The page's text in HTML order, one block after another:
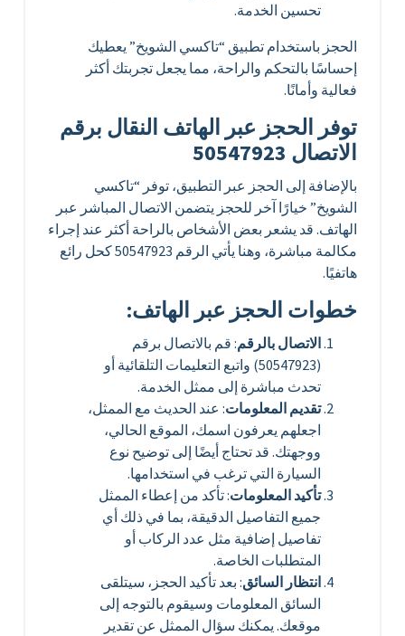
تحسين الخدمة.
الحجز باستخدام تطبيق “تاكسي الشويخ” يعطيك
إحساسًا بالتحكم والراحة، مما يجعل تجربتك أكثر
فعالية وأمانًا.
توفر الحجز عبر الهاتف النقال برقم
الاتصال 50547923
بالإضافة إلى الحجز عبر التطبيق، توفر “تاكسي
الشويخ” خيارًا آخر للحجز يتضمن الاتصال المباشر عبر
الهاتف. قد يشعر بعض الأشخاص بالراحة أكثر عند إجراء
مكالمة مباشرة، وهنا يأتي الرقم 50547923 كحل رائع
هاتفيًا.
خطوات الحجز عبر الهاتف:
الاتصال بالرقم: قم بالاتصال برقم
(50547923) واتبع التعليمات التلقائية أو
تحدث مباشرة إلى ممثل الخدمة.
تقديم المعلومات: عند الحديث مع الممثل،
اجعلهم يعرفون اسمك، الموقع الحالي،
ووجهتك. قد تحتاج أيضًا إلى توضيح نوع
السيارة التي ترغب في استخدامها.
تأكيد المعلومات: تأكد من إعطاء الممثل
جميع التفاصيل الدقيقة، بما في ذلك أي
تفاصيل إضافية مثل عدد الركاب أو
المتطلبات الخاصة.
انتظار السائق: بعد تأكيد الحجز، سيتلقى
السائق المعلومات وسيقوم بالتوجه إلى
موقعك. يمكنك سؤال الممثل عن تقدير